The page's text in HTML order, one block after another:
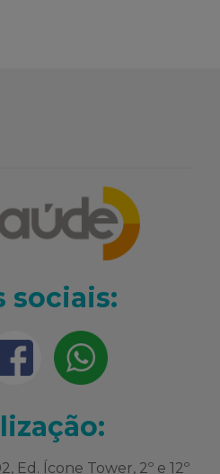
sociais:
Ed. Ícone Tower, 2º e 12º